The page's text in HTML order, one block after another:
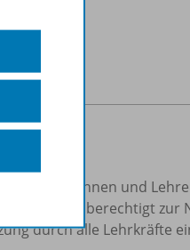
Lehrerinnen und
berechtigt zur
durch alle Lehrkräfte